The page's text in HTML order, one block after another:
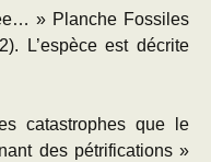
» Planche Fossiles
L’espèce est décrite
catastrophes que le
des pétrifications »